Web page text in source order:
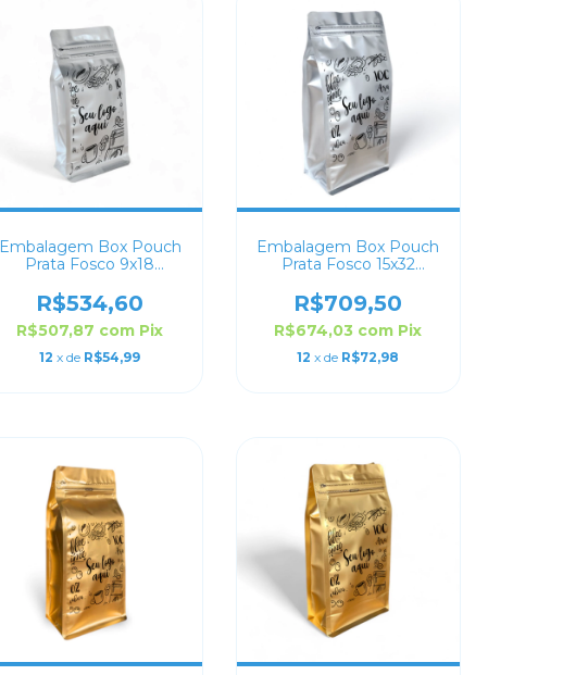
Embalagem Box Pouch
Prata Fosco 9x18
R$534,60
R$507,87 com Pix
12 x de R$54,99
Embalagem Box Pouch
Prata Fosco 15x32
R$709,50
R$674,03 com Pix
12 x de R$72,98